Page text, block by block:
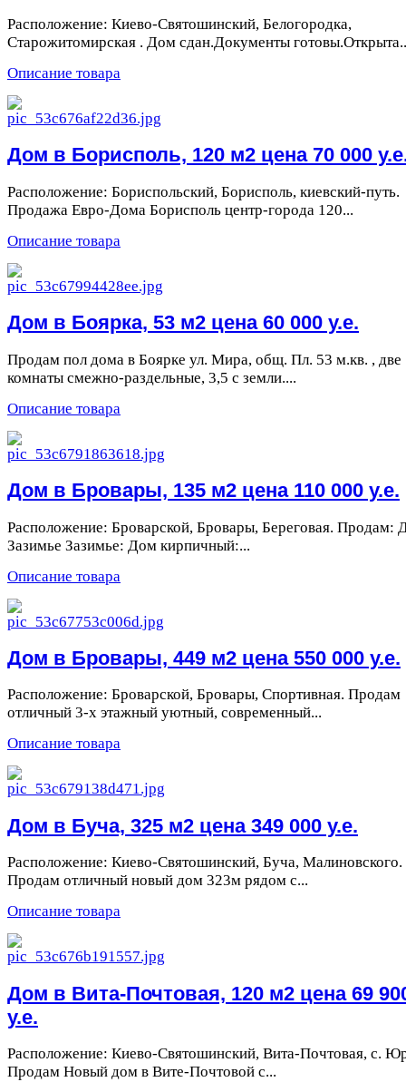
Расположение: Киево-Святошинский, Белогородка,
Старожитомирская . Дом сдан.Документы
Описание товара
Дом в Борисполь, 120 м2 цена 70 000
Расположение: Бориспольский, Борисполь, киевский-путь.
Продажа Евро-Дома Борисполь центр-города 120...
Описание товара
Дом в Боярка, 53 м2 цена 60 000 у.е.
Продам пол дома в Боярке ул. Мира, общ. Пл. 53 м.кв. , две
комнаты смежно-раздельные, 3,5 с земли....
Описание товара
Дом в Бровары, 135 м2 цена 110 000 у.е.
Расположение: Броварской, Бровары, Береговая. Продам:
Зазимье Зазимье: Дом кирпичный:...
Описание товара
Дом в Бровары, 449 м2 цена 550 000 у.е.
Расположение: Броварской, Бровары, Спортивная. Продам
отличный 3-х этажный уютный, современный...
Описание товара
Дом в Буча, 325 м2 цена 349 000 у.е.
Расположение: Киево-Святошинский, Буча, Малиновского.
Продам отличный новый дом 323м рядом с...
Описание товара
Дом в Вита-Почтовая, 120 м2 цена 69
у.е.
Расположение: Киево-Святошинский, Вита-Почтовая, с.
Продам Новый дом в Вите-Почтовой с...